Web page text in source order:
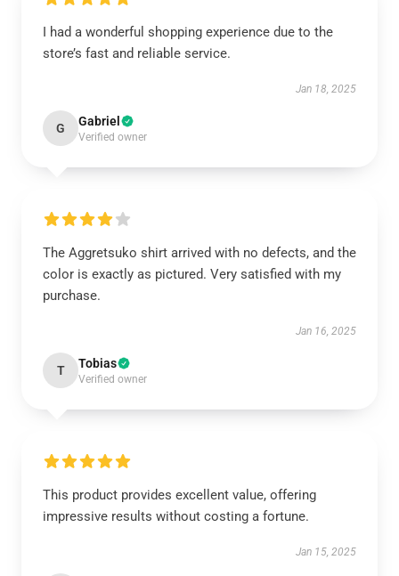
I had a wonderful shopping experience due to the
store’s fast and reliable service.
Jan 18, 2025
G Gabriel
Verified owner
The Aggretsuko shirt arrived with no defects, and the
color is exactly as pictured. Very satisfied with my
purchase.
Jan 16, 2025
T Tobias
Verified owner
This product provides excellent value, offering
impressive results without costing a fortune.
Jan 15, 2025